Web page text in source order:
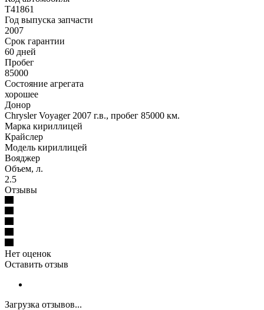
T41861
Год выпуска запчасти
2007
Срок гарантии
60 дней
Пробег
85000
Состояние агрегата
хорошее
Донор
Chrysler Voyager 2007 г.в., пробег 85000 км.
Марка кириллицей
Крайслер
Модель кириллицей
Вояджер
Объем, л.
2.5
Отзывы
Нет оценок
Оставить отзыв
Загрузка отзывов...